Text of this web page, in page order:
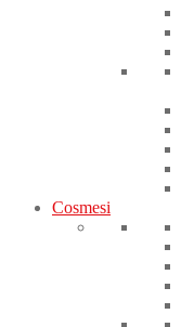
Cosmesi